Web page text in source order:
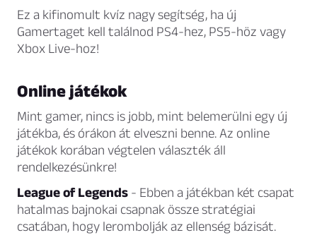
Ez a kifinomult kvíz nagy segítség, ha új
Gamertaget kell találnod PS4-hez, PS5-höz vagy
Xbox Live-hoz!
Online játékok
Mint gamer, nincs is jobb, mint belemerülni egy új
játékba, és órákon át elveszni benne. Az online
játékok korában végtelen választék áll
rendelkezésünkre!
League of Legends - Ebben a játékban két csapat
hatalmas bajnokai csapnak össze stratégiai
csatában, hogy lerombolják az ellenség bázisát.